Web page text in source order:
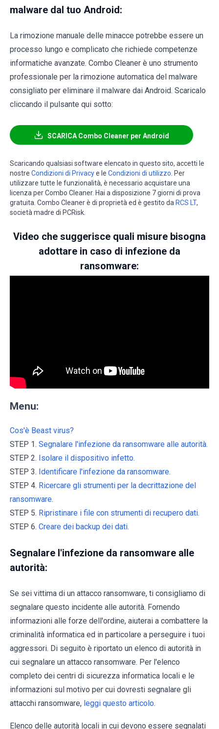
malware dal tuo Android:
La rimozione manuale delle minacce potrebbe essere un
processo lungo e complicato che richiede competenze
informatiche avanzate. Combo Cleaner è uno strumento
professionale per la rimozione automatica del malware
consigliato per eliminare il malware dai Android. Scaricalo
cliccando il pulsante qui sotto:
SCARICA Combo Cleaner per Android
Scaricando qualsiasi software elencato in questo sito, accetti le
nostre Condizioni di Privacye le Condizioni di utilizzo . Per
utilizzare tutte le funzionalità, è necessario acquistare una
licenza per Combo Cleaner. Hai a disposizione 7 giorni di prova
gratuita. Combo Cleaner è di proprietà ed è gestito da RCS LT,
società madre di PCRisk.
Video che suggerisce quali misure bisogna
adottare in caso di infezione da
ransomware:
Menu:
Cos'è Beast virus?
STEP 1. Segnalare l'infezione da ransomware alle autorità.
STEP 2. Isolare il dispositivo infetto.
STEP 3. Identificare l'infezione da ransomware.
STEP 4. Ricercare gli strumenti per la decrittazione del
ransomware.
STEP 5. Ripristinare i file con strumenti di recupero dati.
STEP 6. Creare dei backup dei dati.
Segnalare l'infezione da ransomware alle
autorità:
Se sei vittima di un attacco ransomware, ti consigliamo di
segnalare questo incidente alle autorità. Fornendo
informazioni alle forze dell'ordine, aiuterai a combattere la
criminalità informatica ed in particolare a perseguire i tuoi
aggressori. Di seguito è riportato un elenco di autorità in
cui segnalare un attacco ransomware. Per l'elenco
completo dei centri di sicurezza informatica locali e le
informazioni sul motivo per cui dovresti segnalare gli
attacchi ransomware, leggi questo articolo.
Elenco delle autorità locali in cui devono essere segnalati